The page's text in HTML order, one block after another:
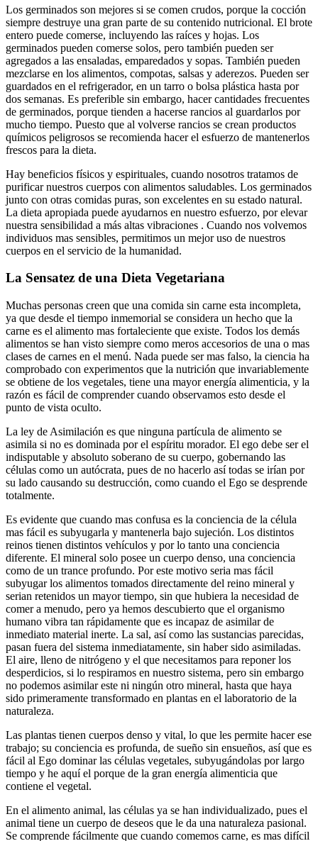
Los germinados son mejores si se comen crudos, porque la cocción
siempre destruye una gran parte de su contenido nutricional. El brote
entero puede comerse, incluyendo las raíces y hojas. Los
germinados pueden comerse solos, pero también pueden ser
agregados a las ensaladas, emparedados y sopas. También pueden
mezclarse en los alimentos, compotas, salsas y aderezos. Pueden ser
guardados en el refrigerador, en un tarro o bolsa plástica hasta por
dos semanas. Es preferible sin embargo, hacer cantidades frecuentes
de germinados, porque tienden a hacerse rancios al guardarlos por
mucho tiempo. Puesto que al volverse rancios se crean productos
químicos peligrosos se recomienda hacer el esfuerzo de mantenerlos
frescos para la dieta.
Hay beneficios físicos y espirituales, cuando nosotros tratamos de
purificar nuestros cuerpos con alimentos saludables. Los germinados
junto con otras comidas puras, son excelentes en su estado natural.
La dieta apropiada puede ayudarnos en nuestro esfuerzo, por elevar
nuestra sensibilidad a más altas vibraciones . Cuando nos volvemos
individuos mas sensibles, permitimos un mejor uso de nuestros
cuerpos en el servicio de la humanidad.
La Sensatez de una Dieta Vegetariana
Muchas personas creen que una comida sin carne esta incompleta,
ya que desde el tiempo inmemorial se considera un hecho que la
carne es el alimento mas fortaleciente que existe. Todos los demás
alimentos se han visto siempre como meros accesorios de una o mas
clases de carnes en el menú. Nada puede ser mas falso, la ciencia ha
comprobado con experimentos que la nutrición que invariablemente
se obtiene de los vegetales, tiene una mayor energía alimenticia, y la
razón es fácil de comprender cuando observamos esto desde el
punto de vista oculto.
La ley de Asimilación es que ninguna partícula de alimento se
asimila si no es dominada por el espíritu morador. El ego debe ser el
indisputable y absoluto soberano de su cuerpo, gobernando las
células como un autócrata, pues de no hacerlo así todas se irían por
su lado causando su destrucción, como cuando el Ego se desprende
totalmente.
Es evidente que cuando mas confusa es la conciencia de la célula
mas fácil es subyugarla y mantenerla bajo sujeción. Los distintos
reinos tienen distintos vehículos y por lo tanto una conciencia
diferente. El mineral solo posee un cuerpo denso, una conciencia
como de un trance profundo. Por este motivo seria mas fácil
subyugar los alimentos tomados directamente del reino mineral y
serian retenidos un mayor tiempo, sin que hubiera la necesidad de
comer a menudo, pero ya hemos descubierto que el organismo
humano vibra tan rápidamente que es incapaz de asimilar de
inmediato material inerte. La sal, así como las sustancias parecidas,
pasan fuera del sistema inmediatamente, sin haber sido asimiladas.
El aire, lleno de nitrógeno y el que necesitamos para reponer los
desperdicios, si lo respiramos en nuestro sistema, pero sin embargo
no podemos asimilar este ni ningún otro mineral, hasta que haya
sido primeramente transformado en plantas en el laboratorio de la
naturaleza.
Las plantas tienen cuerpos denso y vital, lo que les permite hacer ese
trabajo; su conciencia es profunda, de sueño sin ensueños, así que es
fácil al Ego dominar las células vegetales, subyugándolas por largo
tiempo y he aquí el porque de la gran energía alimenticia que
contiene el vegetal.
En el alimento animal, las células ya se han individualizado, pues el
animal tiene un cuerpo de deseos que le da una naturaleza pasional.
Se comprende fácilmente que cuando comemos carne, es mas difícil